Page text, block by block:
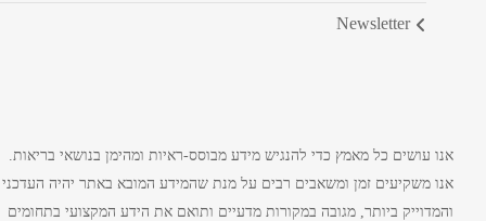
newsletter
אנו עושים כל מאמץ כדי להנגיש מידע מבוסס-ראיות ומהימן בנושאי בריאות.
אנו משקיעים זמן ומשאבים רבים על מנת שהמידע המובא באתר יהיה העדכני
והמדוייק ביותר, מגובה במקורות מדעיים ותואם את הידע המקצועי בתחומים